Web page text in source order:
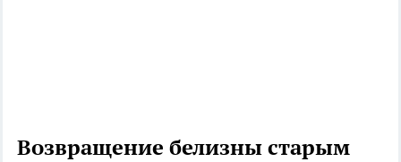
Возвращение белизны старым